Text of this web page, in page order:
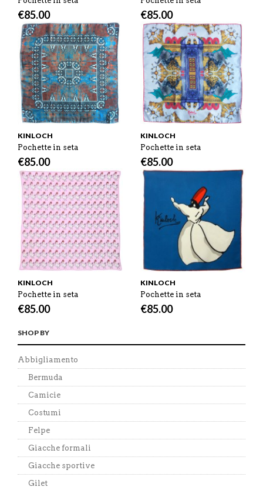
€85.00 €85.00
KINLOCH
Pochette in seta
€85.00
KINLOCH
Pochette in seta
€85.00
KINLOCH
Pochette in seta
€85.00
KINLOCH
Pochette in seta
€85.00
SHOP BY
Abbigliamento
Bermuda
Camicie
Costumi
Felpe
Giacche formali
Giacche sportive
Gilet